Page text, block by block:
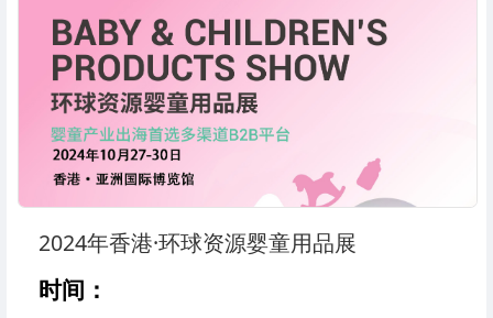
2024年香港·环球资源婴童用品展
时间：